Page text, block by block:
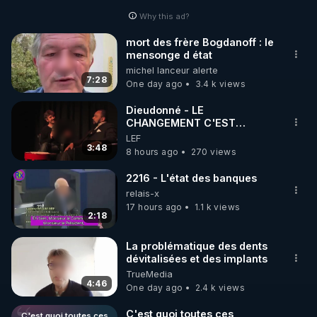
🌱 INSTAGRAM
https://www.instagram.com/rdlr_thierrycasasnovas/
http://rgnr.li/instagram
🌱 LA NEWSLETTER
Pour ne pas rater l’actualité RGNR (stages,
http://rgnr.li/news
🌱 VIDÉOS NON CENSURÉES SUR ODYSEE
Toutes les vidéos Youtube sont aussi sur la
http://rgnr.li/odysee
🌱 LES STAGES EN PRÉSENTIEL
Why this ad?
7:28
mort des frère Bogdanoff : le
mensonge d état
michel lanceur alerte
One day ago
3.4 k views
3:48
Dieudonné - LE
CHANGEMENT C'EST
MAINTENANT
LEF
8 hours ago
270 views
2:18
2216 - L'état des banques
relais-x
17 hours ago
1.1 k views
4:46
La problématique des dents
dévitalisées et des implants
TrueMedia
One day ago
2.4 k views
C'est quoi toutes ces